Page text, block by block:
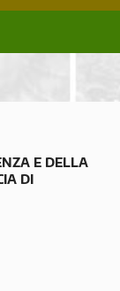
E DELLA
DI